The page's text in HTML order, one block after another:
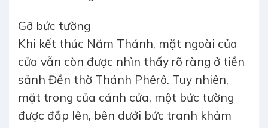
Gỡ bức tường
Khi kết thúc Năm Thánh, mặt ngoài của
cửa vẫn còn được nhìn thấy rõ ràng ở tiền
sảnh Đền thờ Thánh Phêrô. Tuy nhiên,
mặt trong của cánh cửa, một bức tường
được đắp lên, bên dưới bức tranh khảm